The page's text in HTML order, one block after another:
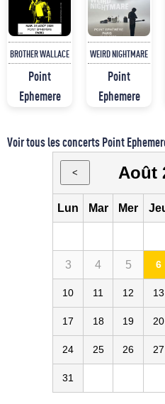
BROTHER WALLACE
Point
Ephemere
WEIRD NIGHTMARE
Point
Ephemere
Voir tous les concerts Point
< Août
Lun Mar Mer
3 4 5 6
10 11 12 13
17 18 19 20
24 25 26 27
31